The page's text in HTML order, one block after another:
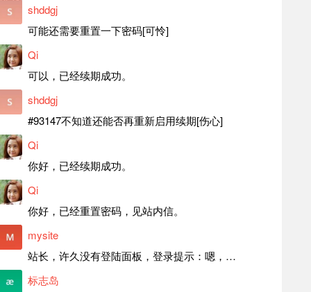
shddgj
可能还需要重置一下密码[可怜]
Qi
可以，已经续期成功。
shddgj
#93147不知道还能否再重新启用续期[伤心]
Qi
你好，已经续期成功。
Qi
你好，已经重置密码，见站内信。
mysite
站长，许久没有登陆面板，登录提示：嗯，登录详细信息似乎不正确。请重试。 网站还可以正常使用。如果是密码问题请帮忙重置一下密码。谢谢。订单号：97790，账号：aa20210950。 站长，提交了工单，你回复续期成功，不过我的问题是面部登陆信息有问题，一直是初始密码，现在无法登陆，有时间麻烦排查一下。
标志岛